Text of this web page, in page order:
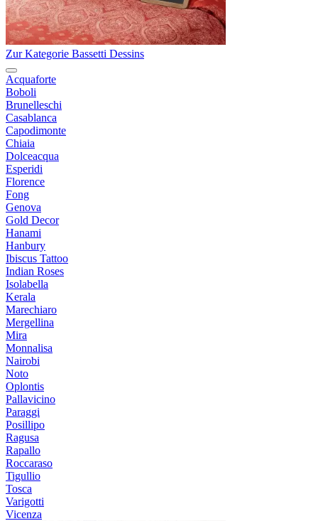
Zur Kategorie Bassetti Dessins
Acquaforte
Boboli
Brunelleschi
Casablanca
Capodimonte
Chiaia
Dolceacqua
Esperidi
Florence
Fong
Genova
Gold Decor
Hanami
Hanbury
Ibiscus Tattoo
Indian Roses
Isolabella
Kerala
Marechiaro
Mergellina
Mira
Monnalisa
Nairobi
Noto
Oplontis
Pallavicino
Paraggi
Posillipo
Ragusa
Rapallo
Roccaraso
Tigullio
Tosca
Varigotti
Vicenza